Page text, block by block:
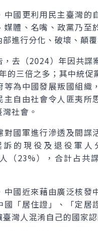
中國更利用民主臺灣的
媒體、名嘴、政黨乃至
進行分化、破壞、顛覆
，去（2024）年因共諜
的三倍之多；其中統促
等為中國發展叛國組織
主自由社會令人匪夷所
社會。
對國軍進行滲透及間諜
的現役及退役軍人
（23%），合計占共
中國近來藉由廣泛核發
國「居住證」、「定居
灣人混淆自己的國家認